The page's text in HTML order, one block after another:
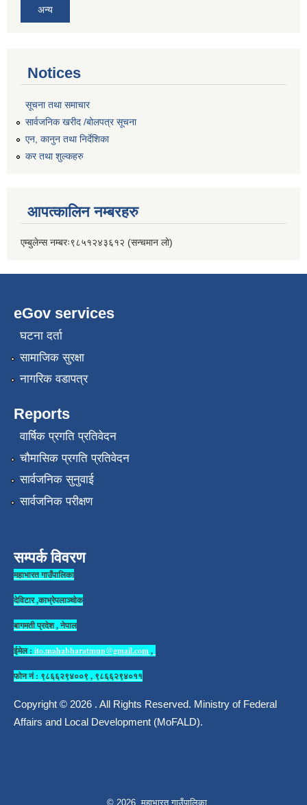
अन्य
Notices
सूचना तथा समाचार
सार्वजनिक खरीद /बोलपत्र सूचना
एन, कानुन तथा निर्देशिका
कर तथा शुल्कहरु
आपत्कालिन नम्बरहरु
एम्बुलेन्स नम्बरः९८५१२४३६१२ (सन्चमान लो)
eGov services
घटना दर्ता
सामाजिक सुरक्षा
नागरिक वडापत्र
Reports
वार्षिक प्रगति प्रतिवेदन
चौमासिक प्रगति प्रतिवेदन
सार्वजनिक सुनुवाई
सार्वजनिक परीक्षण
सम्पर्क विवरण
महाभारत गाउँपालिका
देविटार ,काभ्रेपलाञ्चोक
बागमती प्रदेश , नेपाल
ईमेल : ito.mahabharatmun@gmail.com,
फोन नं : ९८६६२९४००९ , ९८६६२९४०११
Copyright © 2026 . All Rights Reserved. Ministry of Federal
Affairs and Local Development (MoFALD).
© 2026 महाभारत गाउँपालिका